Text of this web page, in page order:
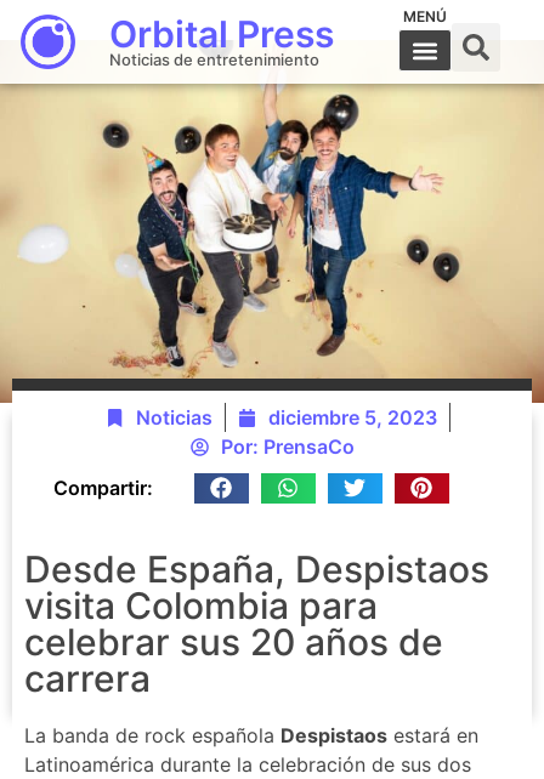
Orbital Press
Noticias de entretenimiento
MENÚ
Noticias
diciembre 5, 2023
Por: PrensaCo
Compartir:
Desde España, Despistaos
visita Colombia para
celebrar sus 20 años de
carrera
La banda de rock española Despistaos estará en
Latinoamérica durante la celebración de sus dos